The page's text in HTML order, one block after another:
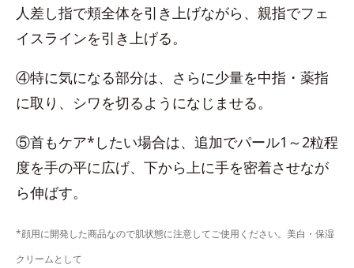
人差し指で頬全体を引き上げながら、親指でフェ
イスラインを引き上げる。
④特に気になる部分は、さらに少量を中指・薬指
に取り、シワを切るようになじませる。
⑤首もケア*したい場合は、追加でパール1～2粒程
度を手の平に広げ、下から上に手を密着させなが
ら伸ばす。
*顔用に開発した商品なので肌状態に注意してご使用ください。美白・保湿
クリームとして